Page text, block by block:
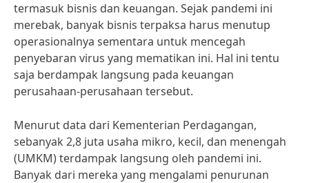
termasuk bisnis dan keuangan. Sejak pandemi ini
merebak, banyak bisnis terpaksa harus menutup
operasionalnya sementara untuk mencegah
penyebaran virus yang mematikan ini. Hal ini tentu
saja berdampak langsung pada keuangan
perusahaan-perusahaan tersebut.
Menurut data dari Kementerian Perdagangan,
sebanyak 2,8 juta usaha mikro, kecil, dan menengah
(UMKM) terdampak langsung oleh pandemi ini.
Banyak dari mereka yang mengalami penurunan